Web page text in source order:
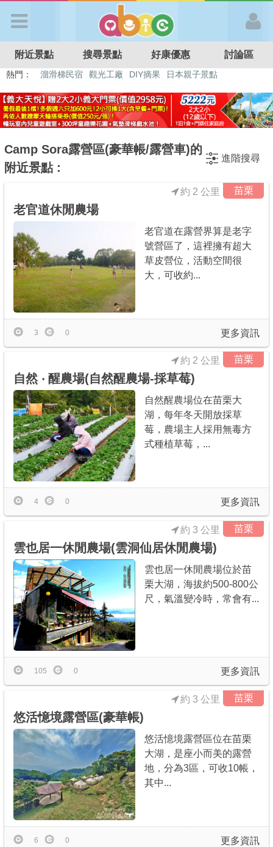
APP登入
首 頁
好康優惠
最新消息
最新留言
商家合作
推薦景點
討論區
聯絡我們
APP下載
附近景點 搜尋景點 好康優惠 討論區
熱門： 溜滑梯民宿 觀光工廠 DIY摘果
日本親子景點
Camp Sora露營區(豪華帳/露營車)的
附近景點 :
進階搜尋
苗栗
約 2 公里
老官道休閒農場
老官道在露營界算是老字
號營區了，這裡擁有超大
草皮營位，活動空間很
大，可收約...
更多資訊
3 0
苗栗
約 2 公里
自然 ‧ 醒農場(自然醒農場-採草莓)
自然醒農場位在苗栗大
湖，每年冬天開放採草
莓，農場主人採用無毒方
式種植草莓，...
更多資訊
4 0
苗栗
約 3 公里
雲也居一休閒農場(雲洞仙居休閒農場)
雲也居一休閒農場位於苗
栗大湖，海拔約500-800公
尺，氣溫變冷時，常會有...
更多資訊
105 0
苗栗
約 3 公里
悠活憶境露營區(豪華帳)
悠活憶境露營區位在苗栗
大湖，是座小而美的露營
地，分為3區，可收10帳，
其中...
更多資訊
6 0